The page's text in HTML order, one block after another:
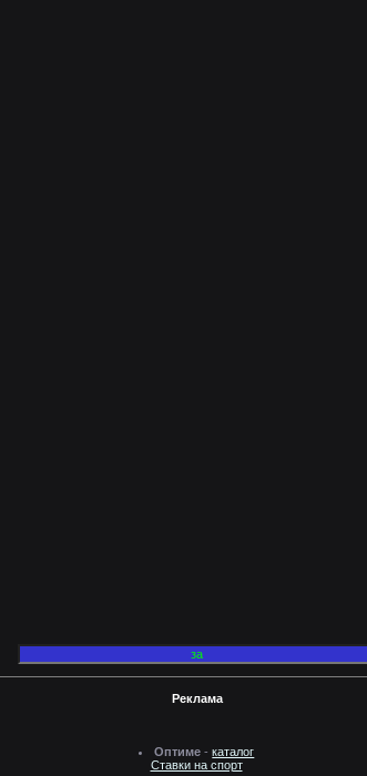
Реклама
Оптиме -каталог
Ставки на спорт